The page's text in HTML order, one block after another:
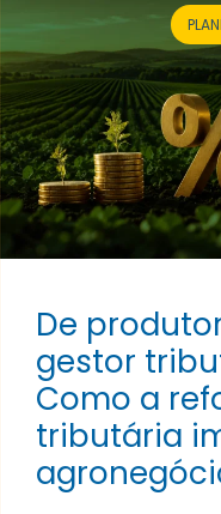
De
gestor
Como a
tributária